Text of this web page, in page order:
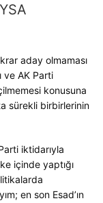
aday olmaması
ve AK Parti
konusuna
sürekli birbirlerinin
iktidarıyla
içinde yaptığı
en son Esad’ın